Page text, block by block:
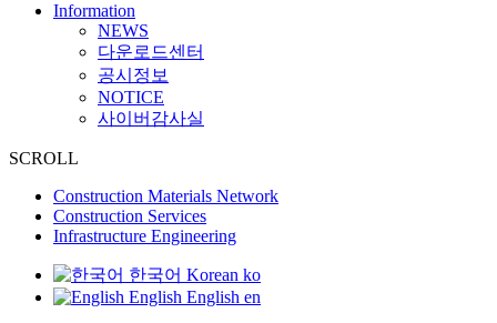
Information
NEWS
다운로드센터
공시정보
NOTICE
사이버감사실
SCROLL
Construction Materials Network
Construction Services
Infrastructure Engineering
한국어 Korean ko
English English en